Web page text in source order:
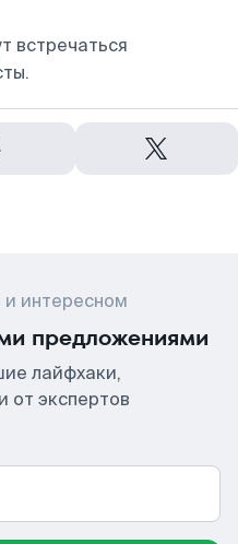
встречаться
интересном
предложениями
лайфхаки,
от экспертов